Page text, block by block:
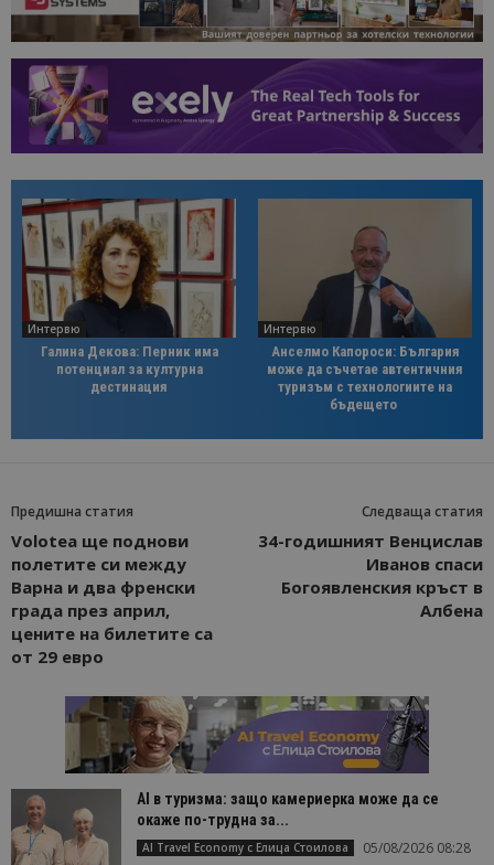
Интервю
Галина Декова: Перник има
потенциал за културна
дестинация
Интервю
Анселмо Капороси: България
може да съчетае автентичния
туризъм с технологиите на
бъдещето
Предишна статия
Volotea ще поднови
полетите си между
Варна и два френски
града през април,
цените на билетите са
от 29 евро
Следваща статия
34-годишният Венцислав
Иванов спаси
Богоявленския кръст в
Албена
AI в туризма: защо камериерка може да се
окаже по-трудна за...
AI Travel Economy с Елица Стоилова 05/08/2026 08:28